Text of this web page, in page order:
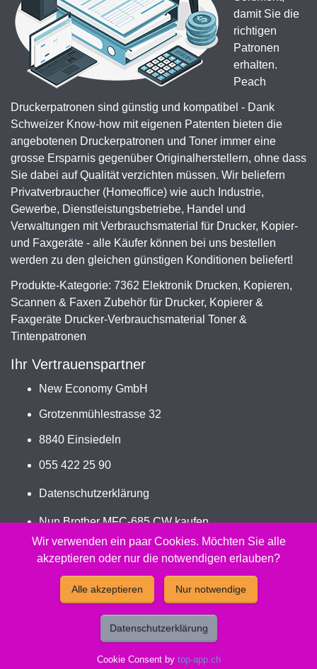
damit Sie die
richtigen
Patronen
erhalten.
Peach
Druckerpatronen sind günstig und kompatibel - Dank
Schweizer Know-how mit eigenen Patenten bieten die
angebotenen Druckerpatronen und Toner immer eine
grosse Ersparnis gegenüber Originalherstellern, ohne dass
Sie dabei auf Qualität verzichten müssen. Wir beliefern
Privatverbraucher (Homeoffice) wie auch Industrie,
Gewerbe, Dienstleistungsbetriebe, Handel und
Verwaltungen mit Verbrauchsmaterial für Drucker, Kopier-
und Faxgeräte - alle Käufer können bei uns bestellen
werden zu den gleichen günstigen Konditionen beliefert!
Produkte-Kategorie: 7362 Elektronik Drucken, Kopieren,
Scannen & Faxen Zubehör für Drucker, Kopierer &
Faxgeräte Drucker-Verbrauchsmaterial Toner &
Tintenpatronen
Ihr Vertrauenspartner
New Economy GmbH
Grotzenmühlestrasse 32
8840 Einsiedeln
055 422 25 90
Datenschutzerklärung
Nun Brother MFC-685 CW kaufen
Jetzt LC-970/LC-1000VALBP bestellen
2026 - Peach Druckerpatronen Versand Jetzt günstig und
kompatibel kaufen.
Wir verwenden ein paar Cookies. Möchten Sie alle
akzeptieren oder nur die notwendigen erlauben?
Alle akzeptieren Nur notwendige
Datenschutzerklärung
Cookie Consent by top-app.ch